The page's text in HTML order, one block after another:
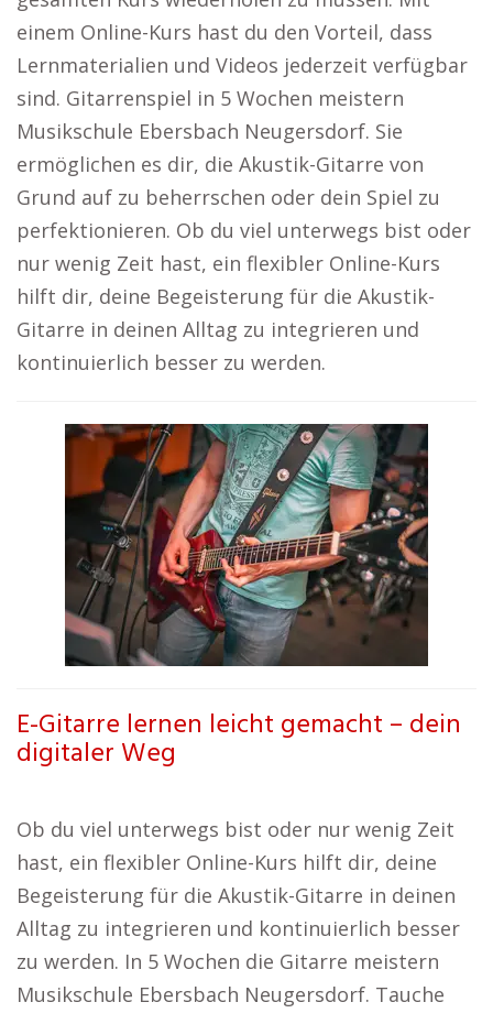
einem Online-Kurs hast du den Vorteil, dass
Lernmaterialien und Videos jederzeit verfügbar
sind. Gitarrenspiel in 5 Wochen meistern
Musikschule Ebersbach Neugersdorf. Sie
ermöglichen es dir, die Akustik-Gitarre von
Grund auf zu beherrschen oder dein Spiel zu
perfektionieren. Ob du viel unterwegs bist oder
nur wenig Zeit hast, ein flexibler Online-Kurs
hilft dir, deine Begeisterung für die Akustik-
Gitarre in deinen Alltag zu integrieren und
kontinuierlich besser zu werden.
E-Gitarre lernen leicht gemacht – dein
digitaler Weg
Ob du viel unterwegs bist oder nur wenig Zeit
hast, ein flexibler Online-Kurs hilft dir, deine
Begeisterung für die Akustik-Gitarre in deinen
Alltag zu integrieren und kontinuierlich besser
zu werden. In 5 Wochen die Gitarre meistern
Musikschule Ebersbach Neugersdorf. Tauche